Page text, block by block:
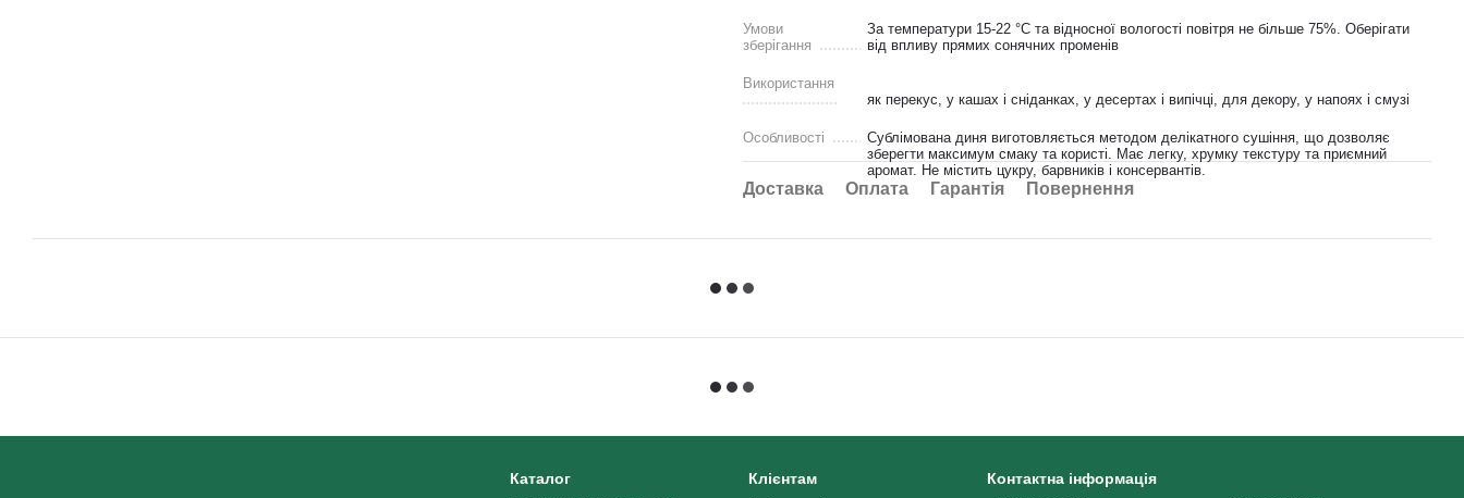
Умови
зберігання
За температури 15-22 °C та відносної вологості повітря не більше 75%. Оберігати
від впливу прямих сонячних променів
Використання
як перекус, у кашах і сніданках, у десертах і випічці, для декору, у напоях і смузі
Особливості
Сублімована диня виготовляється методом делікатного сушіння, що дозволяє
зберегти максимум смаку та користі. Має легку, хрумку текстуру та приємний
аромат. Не містить цукру, барвників і консервантів.
Доставка Оплата Гарантія Повернення
Каталог Клієнтам Контактна інформація